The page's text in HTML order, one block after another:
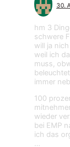
30.
hm 3
schwere
will ja
weil ich
muss,
immer
100
wieder
bei EMP
ich das
…